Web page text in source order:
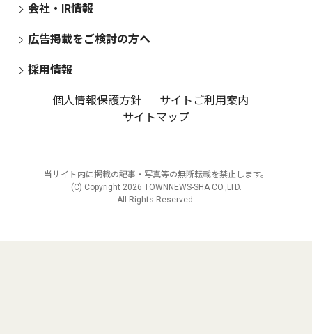
会社・IR情報
広告掲載をご検討の方へ
採用情報
個人情報保護方針
サイトご利用案内
サイトマップ
当サイト内に掲載の記事・写真等の無断転載を禁止します。
(C) Copyright 2026 TOWNNEWS-SHA CO.,LTD.
All Rights Reserved.